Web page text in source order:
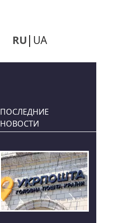
RU UA
ПОСЛЕДНИЕ
НОВОСТИ